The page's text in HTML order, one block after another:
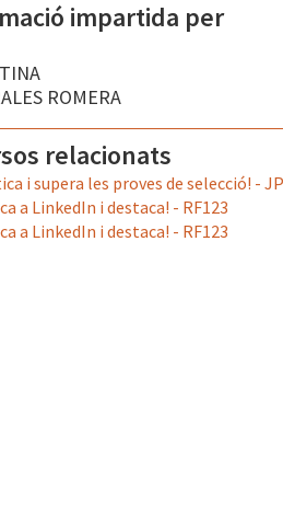
impartida per
ROMERA
relacionats
i supera les proves de selecció! -
a LinkedIn i destaca! - RF123
a LinkedIn i destaca! - RF123